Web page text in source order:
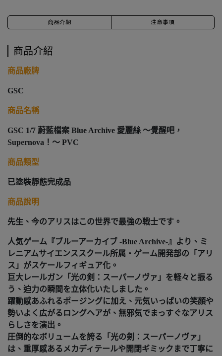
商品介紹 注意事項
商品介紹
商品廠牌
GSC
商品名稱
GSC 1/7 蔚藍檔案 Blue Archive 愛麗絲 ～覺醒吧，
Supernova！～ PVC
商品類型
已塗裝靜態完成品
商品說明
先生、今のアリスはこの世界で最強の戦士です。
人気ゲーム『ブルーアーカイブ -Blue Archive-』より、ミ
レニアムサイエンススクール所属・ゲーム開発部の「アリ
ス」がスケールフィギュア化。
巨大レールガン「光の剣：スーパーノヴァ」を軽々と振る
う、迫力の瞬間を立体化いたしました。
躍動感あふれるポージングに加え、元気いっぱいの笑顔や
勢いよく広がるロングヘアが、無邪気でまっすぐなアリス
らしさを演出。
圧倒的なボリュームを誇る「光の剣：スーパーノヴァ」
は、重厚感あるメカディテールや開閉ギミックまで丁寧に